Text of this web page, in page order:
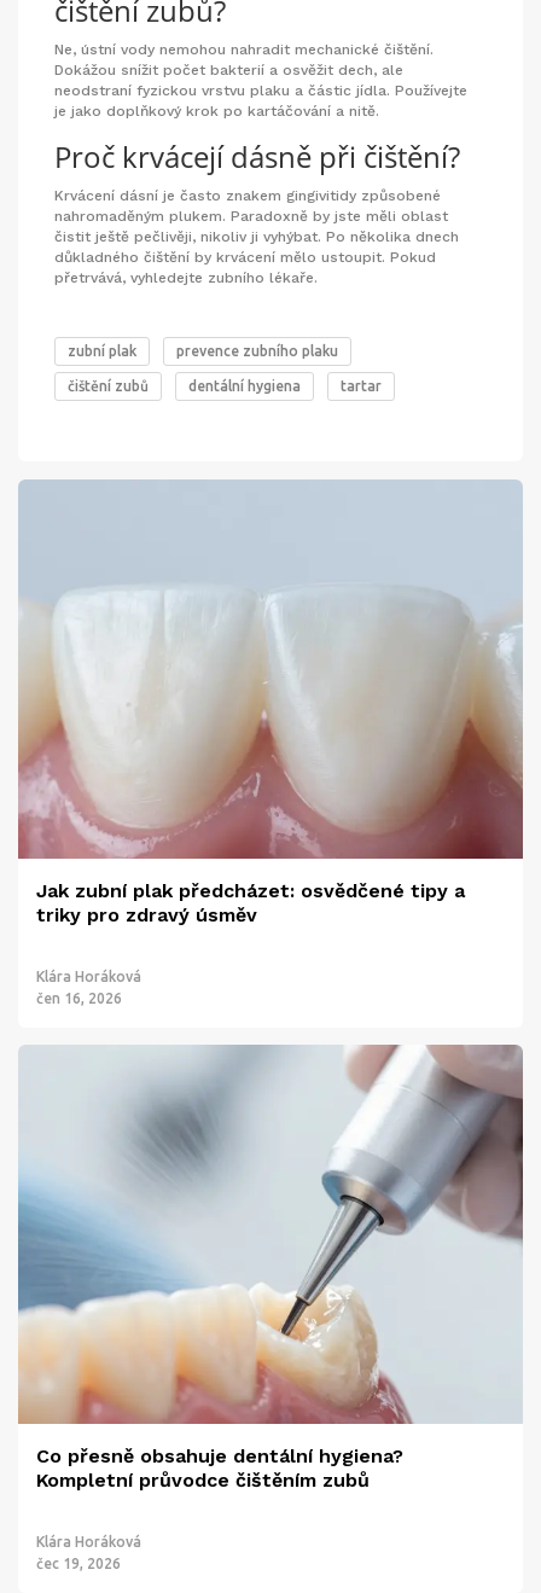
čištění zubů?
Ne, ústní vody nemohou nahradit mechanické čištění.
Dokážou snížit počet bakterií a osvěžit dech, ale
neodstraní fyzickou vrstvu plaku a částic jídla. Používejte
je jako doplňkový krok po kartáčování a nitě.
Proč krvácejí dásně při čištění?
Krvácení dásní je často znakem gingivitidy způsobené
nahromaděným plukem. Paradoxně by jste měli oblast
čistit ještě pečlivěji, nikoliv ji vyhýbat. Po několika dnech
důkladného čištění by krvácení mělo ustoupit. Pokud
přetrvává, vyhledejte zubního lékaře.
zubní plak prevence zubního plaku
čištění zubů dentální hygiena tartar
Jak zubní plak předcházet: osvědčené tipy a
triky pro zdravý úsměv
Klára Horáková
čen 16, 2026
Co přesně obsahuje dentální hygiena?
Kompletní průvodce čištěním zubů
Klára Horáková
čec 19, 2026